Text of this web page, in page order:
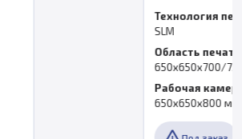
Технология печати
Область печати, мм
650x650x700/750 мм